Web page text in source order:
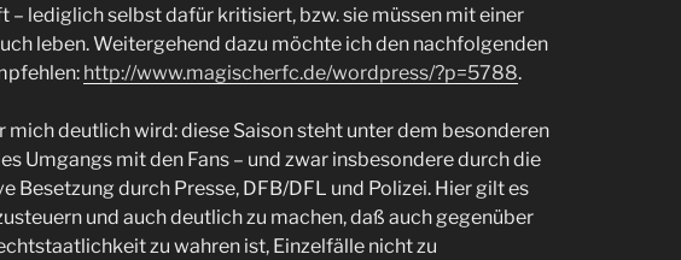
– lediglich selbst dafür kritisiert, bzw. sie müssen mit einer
leben. Weitergehend dazu möchte ich den nachfolgenden
http://www.magischerfc.de/wordpress/?p=5788.
mich deutlich wird: diese Saison steht unter dem besonderen
Umgangs mit den Fans – und zwar insbesondere durch die
Besetzung durch Presse, DFB/DFL und Polizei. Hier gilt es
und auch deutlich zu machen, daß auch gegenüber
zu wahren ist, Einzelfälle nicht zu